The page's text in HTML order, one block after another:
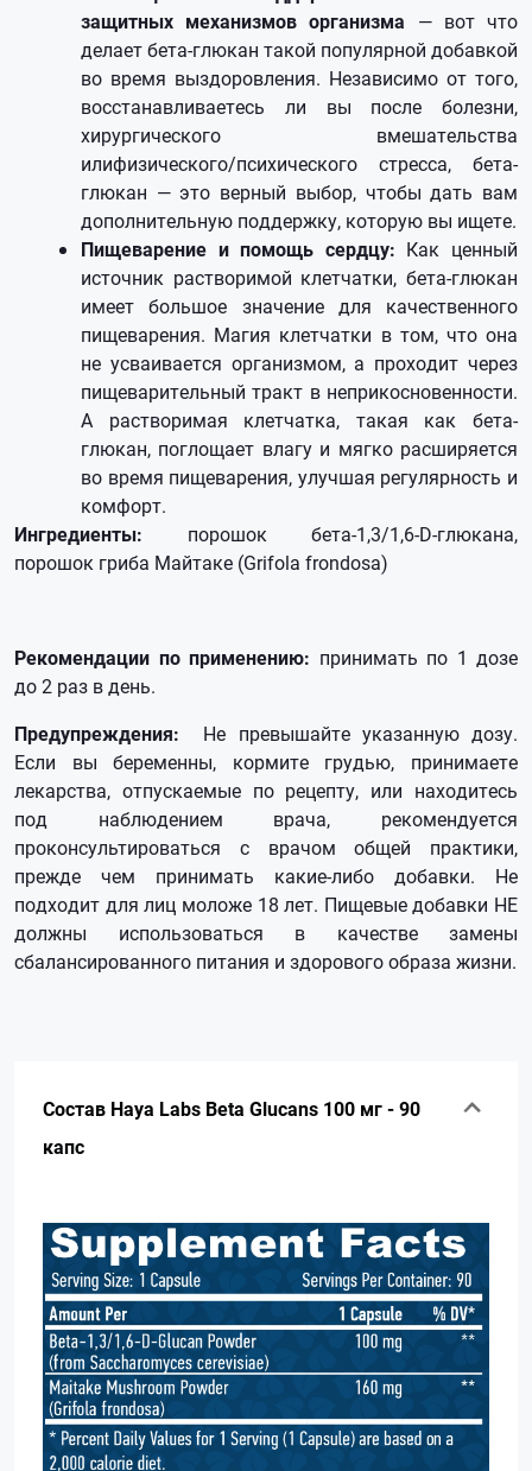
защитных механизмов организма — вот что
делает бета-глюкан такой популярной добавкой
во время выздоровления. Независимо от того,
восстанавливаетесь ли вы после болезни,
хирургического вмешательства
илифизического/психического стресса, бета-
глюкан — это верный выбор, чтобы дать вам
дополнительную поддержку, которую вы ищете.
Пищеварение и помощь сердцу: Как ценный
источник растворимой клетчатки, бета-глюкан
имеет большое значение для качественного
пищеварения. Магия клетчатки в том, что она
не усваивается организмом, а проходит через
пищеварительный тракт в неприкосновенности.
А растворимая клетчатка, такая как бета-
глюкан, поглощает влагу и мягко расширяется
во время пищеварения, улучшая регулярность и
комфорт.
Ингредиенты: порошок бета-1,3/1,6-D-глюкана,
порошок гриба Майтаке (Grifola frondosa)
Рекомендации по применению: принимать по 1 дозе
до 2 раз в день.
Предупреждения: Не превышайте указанную дозу.
Если вы беременны, кормите грудью, принимаете
лекарства, отпускаемые по рецепту, или находитесь
под наблюдением врача, рекомендуется
проконсультироваться с врачом общей практики,
прежде чем принимать какие-либо добавки. Не
подходит для лиц моложе 18 лет. Пищевые добавки НЕ
должны использоваться в качестве замены
сбалансированного питания и здорового образа жизни.
Состав Haya Labs Beta Glucans 100 мг - 90
капс